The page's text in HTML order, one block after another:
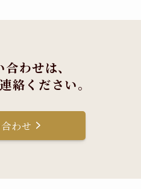
わせは、
絡ください。
わせ